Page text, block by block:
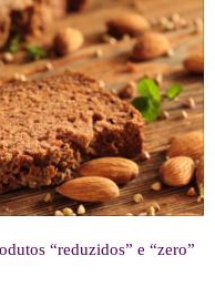
“reduzidos” e “zero”